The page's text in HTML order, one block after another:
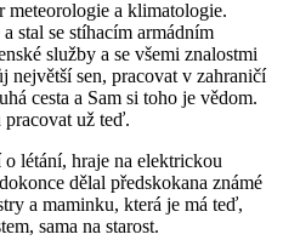
a klimatologie.
stal se stíhacím armádním
služby a se všemi znalostmi
největší sen, pracovat v zahraničí
cesta a Sam si toho je vědom.
pracovat už teď.
létání, hraje na elektrickou
dělal předskokana známé
a maminku, která je má teď,
sama na starost.